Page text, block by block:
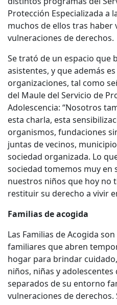
Protección Especializada a
muchos de ellos tras haber
vulneraciones de derechos.
Se trató de un espacio que
asistentes, y que además
organizaciones, tal como
del Maule del Servicio de
Adolescencia: “Nosotros
esta charla, esta
organismos, fundaciones
juntas de vecinos,
sociedad organizada. Lo
sociedad tomemos muy en
nuestros niños que hoy no
restituir su derecho a vivir
Familias de acogida
Las Familias de Acogida
familiares que abren
hogar para brindar
niños, niñas y
separados de su entorno
vulneraciones de